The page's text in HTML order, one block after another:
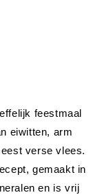
feestmaal
eiwitten, arm
verse vlees.
gemaakt in
en is vrij